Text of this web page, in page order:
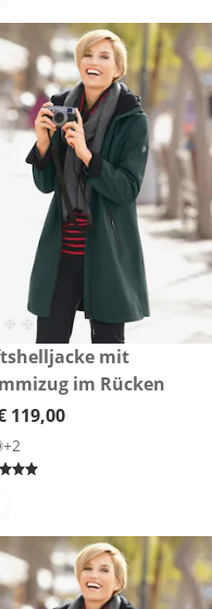
mit
im Rücken
119,00
+2